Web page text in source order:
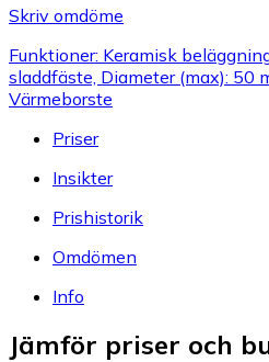
Skriv omdöme
Funktioner: Keramisk
sladdfäste, Diameter (max): 50
Värmeborste
Priser
Insikter
Prishistorik
Omdömen
Info
Jämför priser och